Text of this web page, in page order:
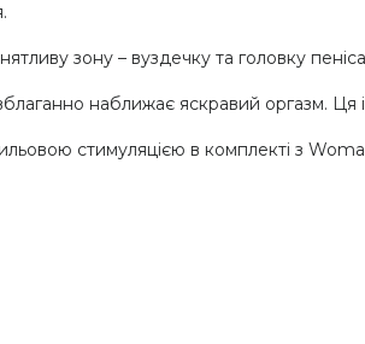
зону – вуздечку та головку
наближає яскравий оргазм.
стимуляцією в комплекті з